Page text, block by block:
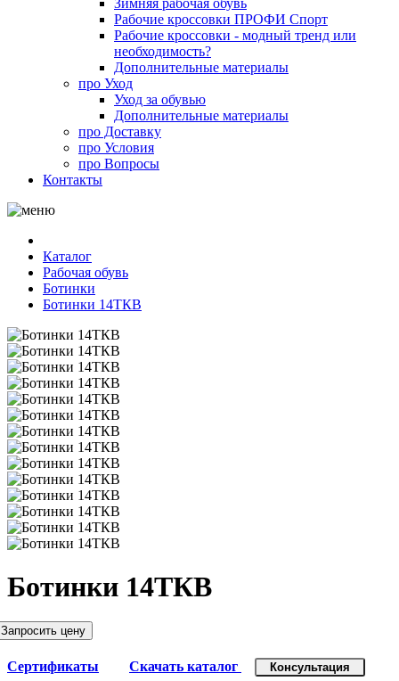
Зимняя рабочая обувь
Рабочие кроссовки ПРОФИ Спорт
Рабочие кроссовки - модный тренд или
необходимость?
Дополнительные материалы
про Уход
Уход за обувью
Дополнительные материалы
про Доставку
про Условия
про Вопросы
Контакты
Каталог
Рабочая обувь
Ботинки
Ботинки 14ТКВ
Ботинки 14ТКВ
Запросить цену
Сертификаты Скачать каталог Консультация